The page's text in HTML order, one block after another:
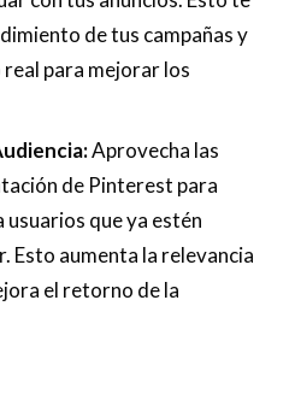
de tus campañas y
para mejorar los
Aprovecha las
de Pinterest para
que ya estén
Esto aumenta la relevancia
el retorno de la